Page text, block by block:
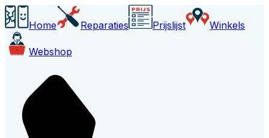
Home Reparaties Prijslijst Winkels
Webshop